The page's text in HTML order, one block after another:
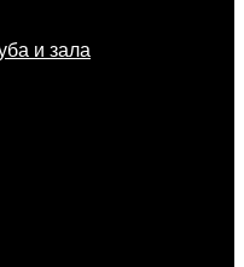
и зала